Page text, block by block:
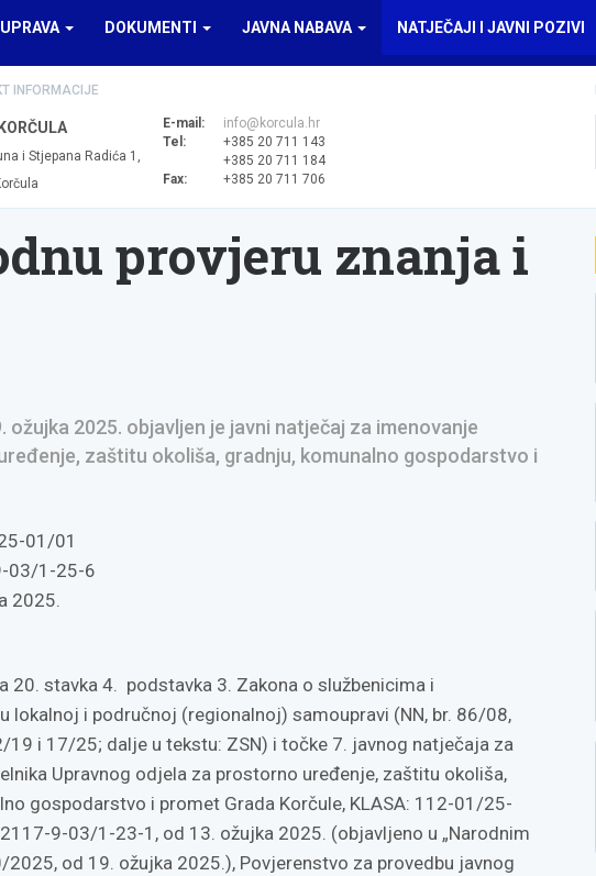
DOKUMENTI JAVNA NABAVA NATJEČAJI I JAVNI POZIVI
INFORMACIJE
i Stjepana Radića 1,
E-mail:
info@korcula.hr
Tel:
+385 20 711 143
+385 20 711 184
Fax:
+385 20 711 706
provjeru znanja i
ožujka 2025. objavljen je javni natječaj za imenovanje
zaštitu okoliša, gradnju, komunalno gospodarstvo i
01/01
03/1-25-6
2025.
20. stavka 4. podstavka 3. Zakona o službenicima i
lokalnoj i područnoj (regionalnoj) samoupravi (NN, br. 86/08,
i 17/25; dalje u tekstu: ZSN) i točke 7. javnog natječaja za
Upravnog odjela za prostorno uređenje, zaštitu okoliša,
gospodarstvo i promet Grada Korčule, KLASA: 112-01/25-
2117-9-03/1-23-1, od 13. ožujka 2025. (objavljeno u „Narodnim
2025, od 19. ožujka 2025.), Povjerenstvo za provedbu javnog